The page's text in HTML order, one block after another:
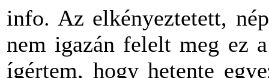
info. Az elkényeztetett,
nem igazán felelt meg ez
ígértem, hogy hetente